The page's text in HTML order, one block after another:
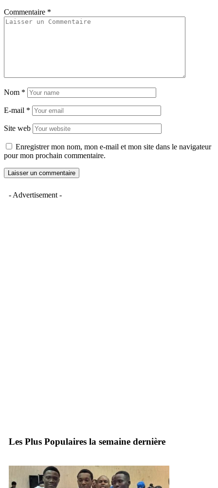
Commentaire *
Nom *
E-mail *
Site web
Enregistrer mon nom, mon e-mail et mon site dans le navigateur
pour mon prochain commentaire.
- Advertisement -
Les Plus Populaires la semaine dernière